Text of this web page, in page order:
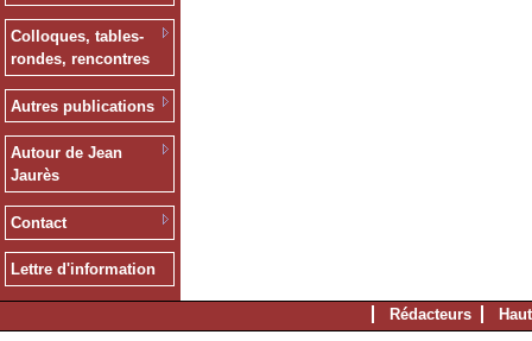
Colloques, tables-
rondes, rencontres
Autres publications
Autour de Jean
Jaurès
Contact
Lettre d'information
Rédacteurs